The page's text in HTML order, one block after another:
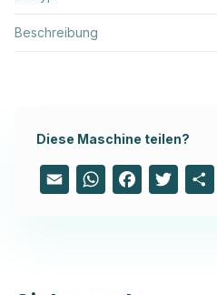
Beschreibung
Diese Maschine teilen?
Email WhatsAppFacebook
Twitter